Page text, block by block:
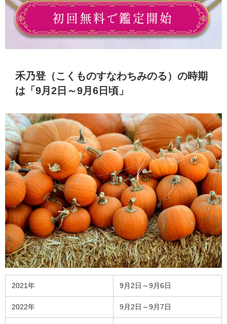
禾乃登（こくものすなわちみのる）の時期
は「9月2日～9月6日頃」
2021年 9月2日～9月6日
2022年 9月2日～9月7日